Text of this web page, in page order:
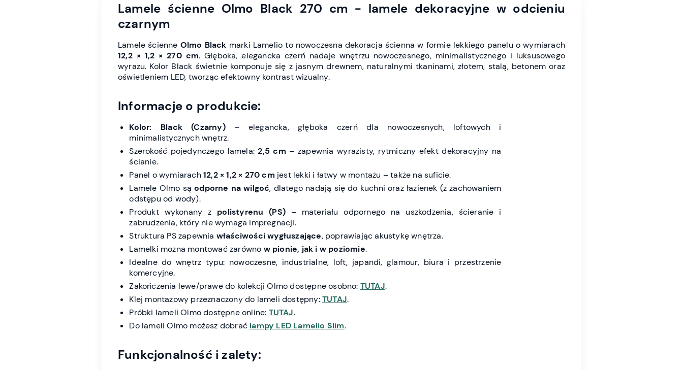
Lamele ścienne Olmo Black 270 cm - lamele dekoracyjne w odcieniu
czarnym
Lamele ścienne Olmo Black marki Lamelio to nowoczesna dekoracja ścienna w formie lekkiego panelu o wymiarach
12,2 × 1,2 × 270 cm. Głęboka, elegancka czerń nadaje wnętrzu nowoczesnego, minimalistycznego i luksusowego
wyrazu. Kolor Black świetnie komponuje się z jasnym drewnem, naturalnymi tkaninami, złotem, stalą, betonem oraz
oświetleniem LED, tworząc efektowny kontrast wizualny.
Informacje o produkcie:
Kolor: Black (Czarny)– elegancka, głęboka czerń dla nowoczesnych, loftowych i
minimalistycznych wnętrz.
Szerokość pojedynczego lamela:2,5 cm – zapewnia wyrazisty, rytmiczny efekt dekoracyjny na
ścianie.
Panel o wymiarach12,2 × 1,2 × 270 cm jest lekki i łatwy w montażu – także na suficie.
Lamele Olmo sąodporne na wilgoć, dlatego nadają się do kuchni oraz łazienek (z zachowaniem
odstępu od wody).
Produkt wykonany z polistyrenu (PS)– materiału odpornego na uszkodzenia, ścieranie i
zabrudzenia, który nie wymaga impregnacji.
Struktura PS zapewnia właściwości wygłuszające, poprawiając akustykę wnętrza.
Lamelki można montować zarówno w pionie, jak i w poziomie.
Idealne do wnętrz typu: nowoczesne, industrialne, loft, japandi, glamour, biura i przestrzenie
komercyjne.
Zakończenia lewe/prawe do kolekcji Olmo dostępne osobno: TUTAJ.
Klej montażowy przeznaczony do lameli dostępny:TUTAJ.
Próbki lameli Olmo dostępne online: TUTAJ.
Do lameli Olmo możesz dobrać lampy LED Lamelio Slim.
Funkcjonalność i zalety: